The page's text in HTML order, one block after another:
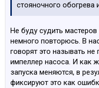
стояночного обогрева
Не буду судить
немного повторюсь. В
говорят это называть не
импеллер насоса. И как
запуска меняются, в
фиксируют это как